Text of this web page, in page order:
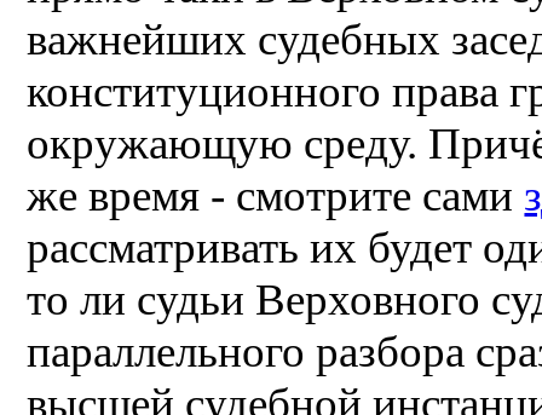
важнейших судебных
конституционного права
окружающую среду.
же время - смотрите сами
рассматривать их будет
то ли судьи Верховного
параллельного разбора
высшей судебной